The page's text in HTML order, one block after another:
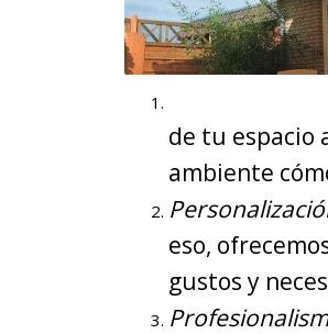
de tu espacio
ambiente
eso,
gustos y